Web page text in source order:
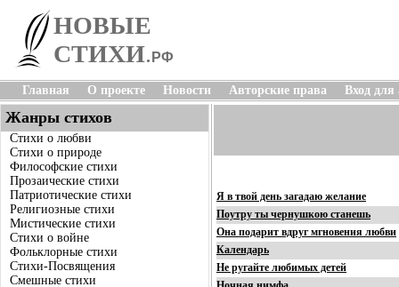
НОВЫЕ
СТИХИ. РФ
Главная О проекте Новости Авторские права Вход для
Жанры стихов
Стихи о любви
Стихи о природе
Философские стихи
Прозаические стихи
Патриотические стихи
Религиозные стихи
Мистические стихи
Стихи о войне
Фольклорные стихи
Стихи-Посвящения
Смешные стихи
Я в твой день загадаю желание
Поутру ты чернушкою станешь
Она подарит вдруг мгновения любви
Календарь
Не ругайте любимых детей